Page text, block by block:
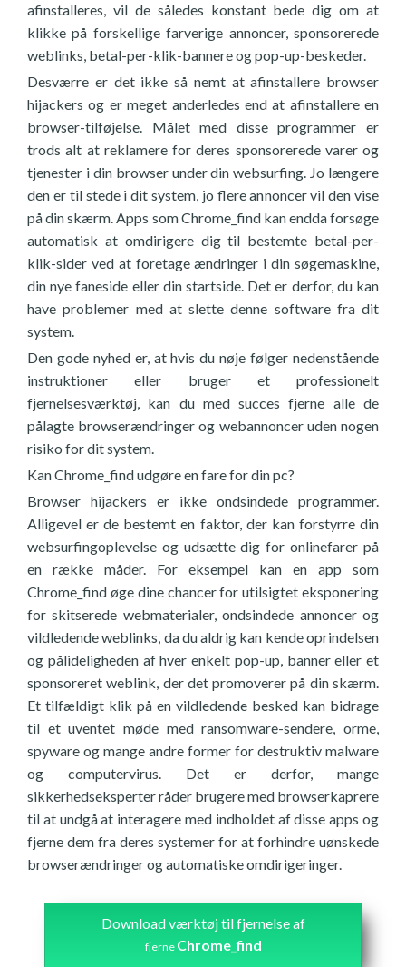
afinstalleres, vil de således konstant bede dig om at
klikke på forskellige farverige annoncer, sponsorerede
weblinks, betal-per-klik-bannere og pop-up-beskeder.
Desværre er det ikke så nemt at afinstallere browser
hijackers og er meget anderledes end at afinstallere en
browser-tilføjelse. Målet med disse programmer er
trods alt at reklamere for deres sponsorerede varer og
tjenester i din browser under din websurfing. Jo længere
den er til stede i dit system, jo flere annoncer vil den vise
på din skærm. Apps som Chrome_find kan endda forsøge
automatisk at omdirigere dig til bestemte betal-per-
klik-sider ved at foretage ændringer i din søgemaskine,
din nye faneside eller din startside. Det er derfor, du kan
have problemer med at slette denne software fra dit
system.
Den gode nyhed er, at hvis du nøje følger nedenstående
instruktioner eller bruger et professionelt
fjernelsesværktøj, kan du med succes fjerne alle de
pålagte browserændringer og webannoncer uden nogen
risiko for dit system.
Kan Chrome_find udgøre en fare for din pc?
Browser hijackers er ikke ondsindede programmer.
Alligevel er de bestemt en faktor, der kan forstyrre din
websurfingoplevelse og udsætte dig for onlinefarer på
en række måder. For eksempel kan en app som
Chrome_find øge dine chancer for utilsigtet eksponering
for skitserede webmaterialer, ondsindede annoncer og
vildledende weblinks, da du aldrig kan kende oprindelsen
og pålideligheden af hver enkelt pop-up, banner eller et
sponsoreret weblink, der det promoverer på din skærm.
Et tilfældigt klik på en vildledende besked kan bidrage
til et uventet møde med ransomware-sendere, orme,
spyware og mange andre former for destruktiv malware
og computervirus. Det er derfor, mange
sikkerhedseksperter råder brugere med browserkaprere
til at undgå at interagere med indholdet af disse apps og
fjerne dem fra deres systemer for at forhindre uønskede
browserændringer og automatiske omdirigeringer.
Download værktøj til fjernelse af
fjerne Chrome_find